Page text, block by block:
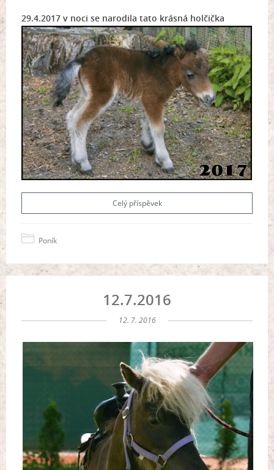
29.4.2017 v noci se narodila tato krásná holčička
Celý příspěvek
Poník
12.7.2016
12. 7. 2016